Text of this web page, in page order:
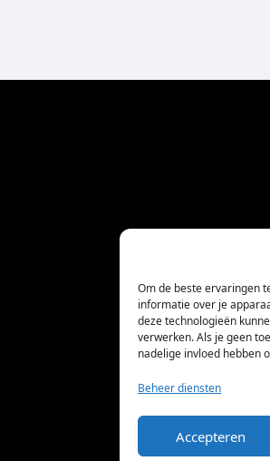
Om de beste ervaringen
informatie over je
deze technologieën
verwerken. Als je geen
nadelige invloed hebben
Beheer diensten
Accepteren